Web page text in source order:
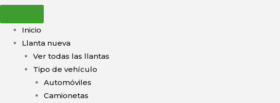
Inicio
Llanta nueva
Ver todas las llantas
Tipo de vehículo
Automóviles
Camionetas